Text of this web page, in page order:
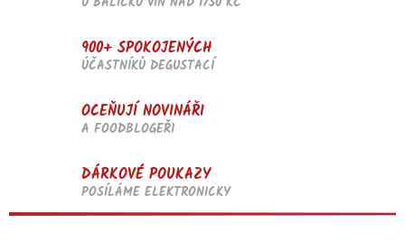
900+ SPOKOJENÝCH
ÚČASTNÍKŮ DEGUSTACÍ
OCEŇUJÍ NOVINÁŘI
A FOODBLOGEŘI
DÁRKOVÉ POUKAZY
POSÍLÁME ELEKTRONICKY